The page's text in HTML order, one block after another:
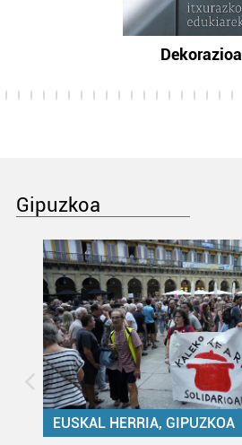
Dekorazioa
Gipuzkoa
EUSKAL HERRIA, GIPUZKOA